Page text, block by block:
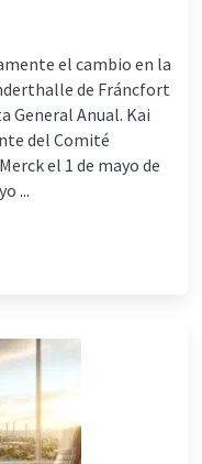
el cambio en la
de Fráncfort
General Anual. Kai
del Comité
el 1 de mayo de
...